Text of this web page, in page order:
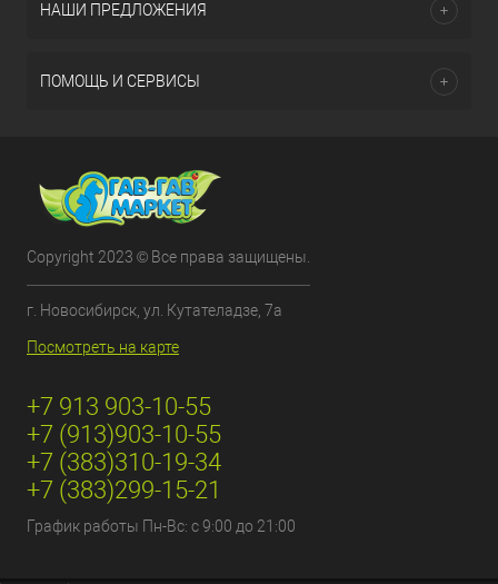
НАШИ ПРЕДЛОЖЕНИЯ
ПОМОЩЬ И СЕРВИСЫ
Copyright 2023 © Все права защищены.
г. Новосибирск, ул. Кутателадзе, 7а
Посмотреть на карте
+7 913 903-10-55
+7 (913)903-10-55
+7 (383)310-19-34
+7 (383)299-15-21
График работы Пн-Вс: с 9:00 до 21:00